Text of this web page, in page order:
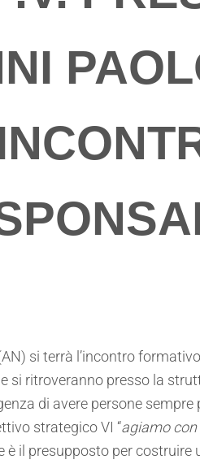
si terrà l’incontro formativo
si ritroveranno presso la
di avere persone
strategico VI “agiamo
è il presupposto per costruire